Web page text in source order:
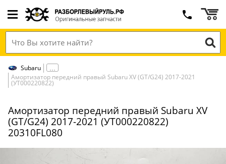
Subaru
Амортизатор передний правый Subaru XV (GT/G24) 2017-2021
(УТ000220822)
Амортизатор передний правый Subaru XV
(GT/G24) 2017-2021 (УТ000220822)
20310FL080